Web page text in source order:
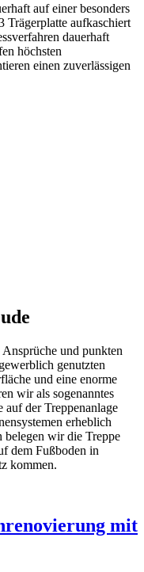
auf einer besonders
Trägerplatte aufkaschiert
dauerhaft
höchsten
einen zuverlässigen
und punkten
genutzten
und eine enorme
wir als sogenanntes
auf der Treppenanlage
erheblich
belegen wir die Treppe
dem Fußboden in
kommen.
mit